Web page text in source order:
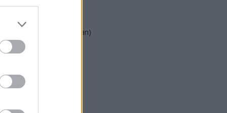
Forța Dreptei (L. Orban)
PNȚMM
SENS
POT (Gavrilă)